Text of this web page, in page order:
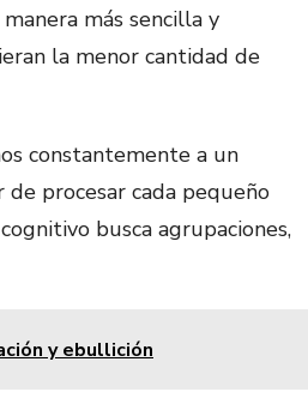
más sencilla y
la menor cantidad de
constantemente a un
procesar cada pequeño
busca agrupaciones,
y ebullición